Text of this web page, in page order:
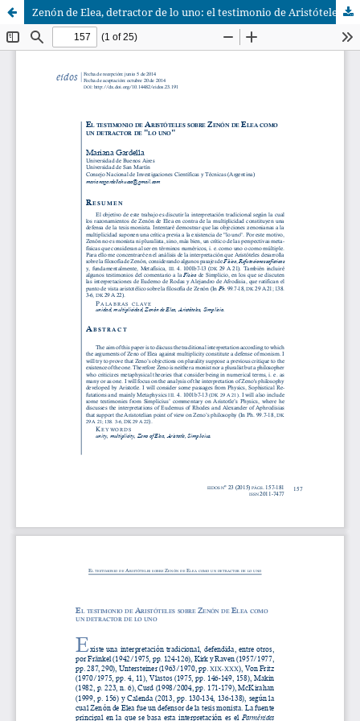
Zenón de Elea, detractor de lo uno: el testimonio de Aristóteles